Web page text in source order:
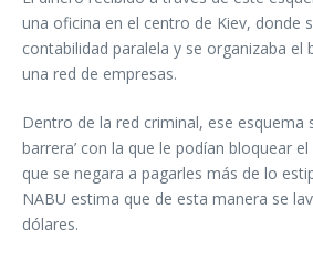
una oficina en el centro de Kiev, donde
contabilidad paralela y se organizaba el
una red de empresas.
Dentro de la red criminal, ese esquema
barrera’ con la que le podían bloquear
que se negara a pagarles más de lo
NABU estima que de esta manera se
dólares.